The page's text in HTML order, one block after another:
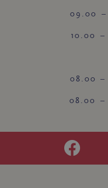
09.00 –
10.00 –
08.00 –
08.00 –
F
a